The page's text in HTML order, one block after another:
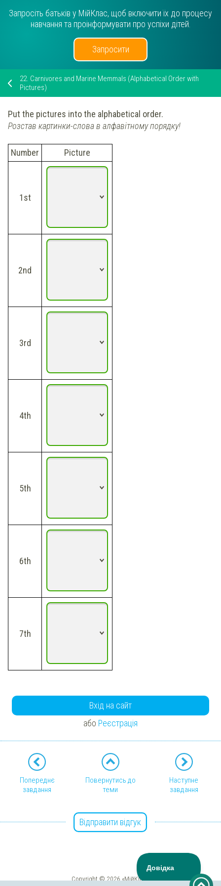
Запросіть батьків у МійКлас, щоб включити їх до процесу
навчання та проінформувати про успіхи дітей.
Запросити
22. Carnivores and Marine Memmals (Alphabetical Order with
Pictures)
Put the pictures into the alphabetical order.
Розстав картинки-слова в алфавітному порядку!
Number Picture
1st
2nd
3rd
4th
5th
6th
7th
Вхід на сайт
або Реєстрація
Попереднє
завдання
Повернутись до
теми
Наступне
завдання
Відправити відгук
Copyright © 2026 «МійКлас»